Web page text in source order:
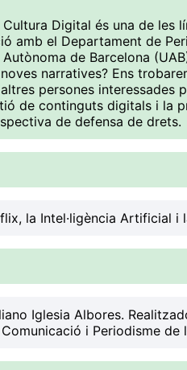
Digital és una de les
amb el Departament de
de Barcelona
narratives? Ens
persones interessades
de continguts digitals i la
de defensa de drets.
la Intel·ligència Artificial i
Iglesia Albores.
i Periodisme